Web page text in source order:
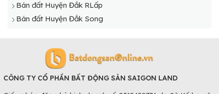
Bán đất Huyện Đắk RLấp
Bán đất Huyện Đắk Song
CÔNG TY CỔ PHẦN BẤT ĐỘNG SẢN SAIGON LAND